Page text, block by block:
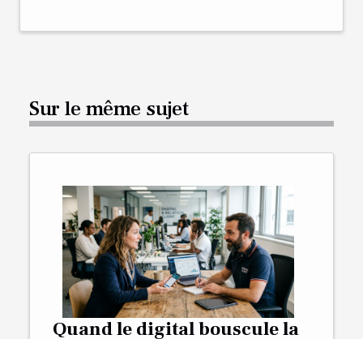
Sur le même sujet
Quand le digital bouscule la